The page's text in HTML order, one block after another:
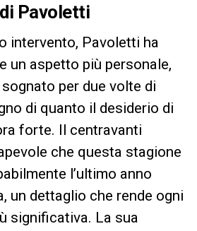
Pavoletti
intervento, Pavoletti ha
un aspetto più personale,
per due volte di
di quanto il desiderio di
forte. Il centravanti
che questa stagione
l’ultimo anno
un dettaglio che rende ogni
significativa. La sua